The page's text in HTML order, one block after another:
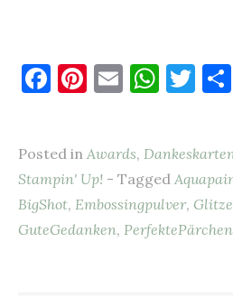
F
e
b
o
Pi
es
t
E
l
W
s
A
p
T
te
r
Posted in Awards,
Stampin' Up! - Tagged
BigShot, Embossingpulver,
GuteGedanken, PerfektePärchen